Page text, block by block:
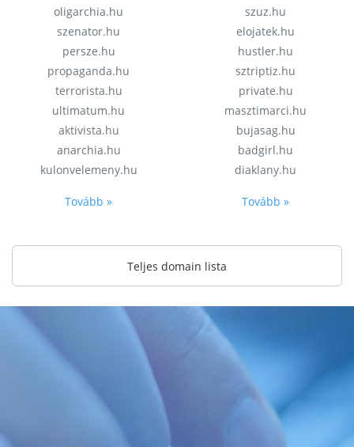
oligarchia.hu
szenator.hu
persze.hu
propaganda.hu
terrorista.hu
ultimatum.hu
aktivista.hu
anarchia.hu
kulonvelemeny.hu
Tovább »
szuz.hu
elojatek.hu
hustler.hu
sztriptiz.hu
private.hu
masztimarci.hu
bujasag.hu
badgirl.hu
diaklany.hu
Tovább »
Teljes domain lista